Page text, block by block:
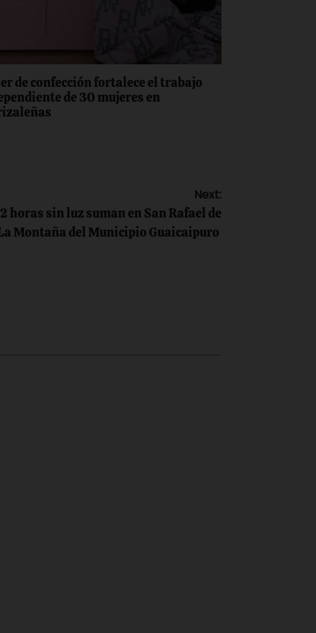
de confección fortalece el trabajo
de 30 mujeres en
Next:
horas sin luz suman en San Rafael de
Montaña del Municipio Guaicaipuro